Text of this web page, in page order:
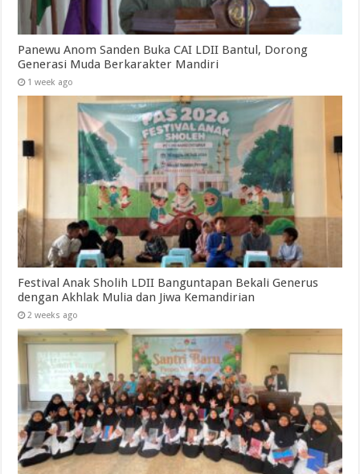
Panewu Anom Sanden Buka CAI LDII Bantul, Dorong
Generasi Muda Berkarakter Mandiri
1 week ago
Festival Anak Sholih LDII Banguntapan Bekali Generus
dengan Akhlak Mulia dan Jiwa Kemandirian
2 weeks ago